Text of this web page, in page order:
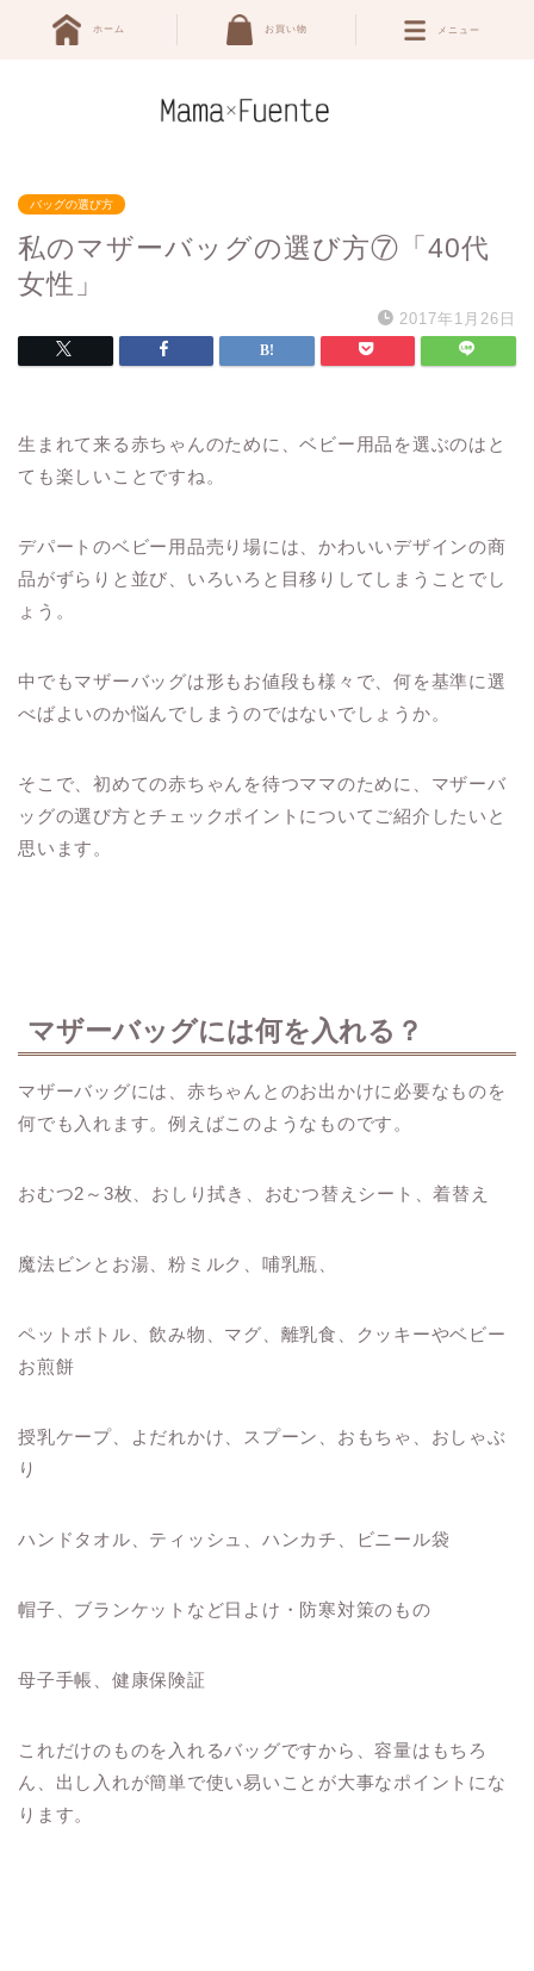
メニュー
ホーム お買い物
バッグの選び方
私のマザーバッグの選び方⑦「40代
女性」
2017年1月26日
生まれて来る赤ちゃんのために、ベビー用品を選ぶのはと
ても楽しいことですね。
デパートのベビー用品売り場には、かわいいデザインの商
品がずらりと並び、いろいろと目移りしてしまうことでし
ょう。
中でもマザーバッグは形もお値段も様々で、何を基準に選
べばよいのか悩んでしまうのではないでしょうか。
そこで、初めての赤ちゃんを待つママのために、マザーバ
ッグの選び方とチェックポイントについてご紹介したいと
思います。
マザーバッグには何を入れる？
マザーバッグには、赤ちゃんとのお出かけに必要なものを
何でも入れます。例えばこのようなものです。
おむつ2～3枚、おしり拭き、おむつ替えシート、着替え
魔法ビンとお湯、粉ミルク、哺乳瓶、
ペットボトル、飲み物、マグ、離乳食、クッキーやベビー
お煎餅
授乳ケープ、よだれかけ、スプーン、おもちゃ、おしゃぶ
り
ハンドタオル、ティッシュ、ハンカチ、ビニール袋
帽子、ブランケットなど日よけ・防寒対策のもの
母子手帳、健康保険証
これだけのものを入れるバッグですから、容量はもちろ
ん、出し入れが簡単で使い易いことが大事なポイントにな
ります。